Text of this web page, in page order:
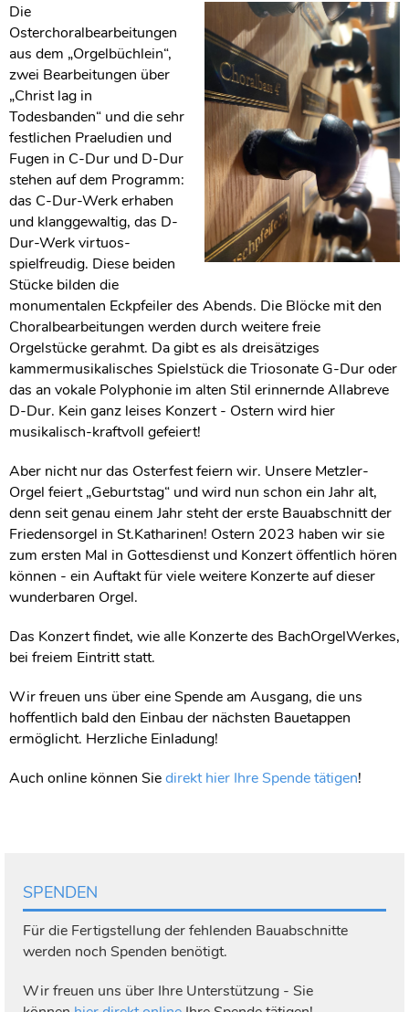
Die
Osterchoralbearbeitungen
aus dem „Orgelbüchlein“,
zwei Bearbeitungen über
„Christ lag in
Todesbanden“ und die sehr
festlichen Praeludien und
Fugen in C-Dur und D-Dur
stehen auf dem Programm:
das C-Dur-Werk erhaben
und klanggewaltig, das D-
Dur-Werk virtuos-
spielfreudig. Diese beiden
Stücke bilden die
monumentalen Eckpfeiler des Abends. Die Blöcke mit den
Choralbearbeitungen werden durch weitere freie
Orgelstücke gerahmt. Da gibt es als dreisätziges
kammermusikalisches Spielstück die Triosonate G-Dur oder
das an vokale Polyphonie im alten Stil erinnernde Allabreve
D-Dur. Kein ganz leises Konzert - Ostern wird hier
musikalisch-kraftvoll gefeiert!
Aber nicht nur das Osterfest feiern wir. Unsere Metzler-
Orgel feiert „Geburtstag“ und wird nun schon ein Jahr alt,
denn seit genau einem Jahr steht der erste Bauabschnitt der
Friedensorgel in St.Katharinen! Ostern 2023 haben wir sie
zum ersten Mal in Gottesdienst und Konzert öffentlich hören
können - ein Auftakt für viele weitere Konzerte auf dieser
wunderbaren Orgel.
Das Konzert findet, wie alle Konzerte des BachOrgelWerkes,
bei freiem Eintritt statt.
Wir freuen uns über eine Spende am Ausgang, die uns
hoffentlich bald den Einbau der nächsten Bauetappen
ermöglicht. Herzliche Einladung!
Auch online können Siedirekt hier Ihre Spende tätigen!
SPENDEN
Für die Fertigstellung der fehlenden Bauabschnitte
werden noch Spenden benötigt.
Wir freuen uns über Ihre Unterstützung - Sie